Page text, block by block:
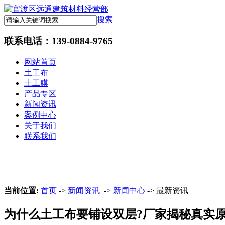
搜索
联系电话： 139-0884-9765
网站首页
土工布
土工膜
产品专区
新闻资讯
案例中心
关于我们
联系我们
当前位置: 首页 -> 新闻资讯 -> 新闻中心 -> 最新资讯
为什么土工布要铺设双层?厂家揭秘真实